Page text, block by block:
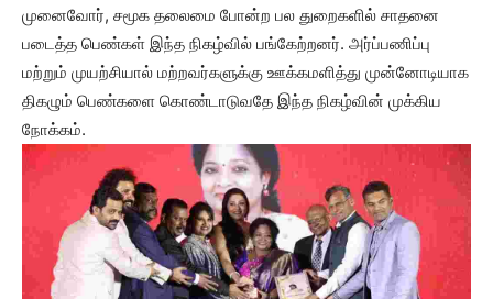
முனைவோர், சமூக தலைமை போன்ற பல துறைகளில் சாதனை
படைத்த பெண்கள் இந்த நிகழ்வில் பங்கேற்றனர். அர்ப்பணிப்பு
மற்றும் முயற்சியால் மற்றவர்களுக்கு ஊக்கமளித்து முன்னோடியாக
திகழும் பெண்களை கொண்டாடுவதே இந்த நிகழ்வின் முக்கிய
நோக்கம்.